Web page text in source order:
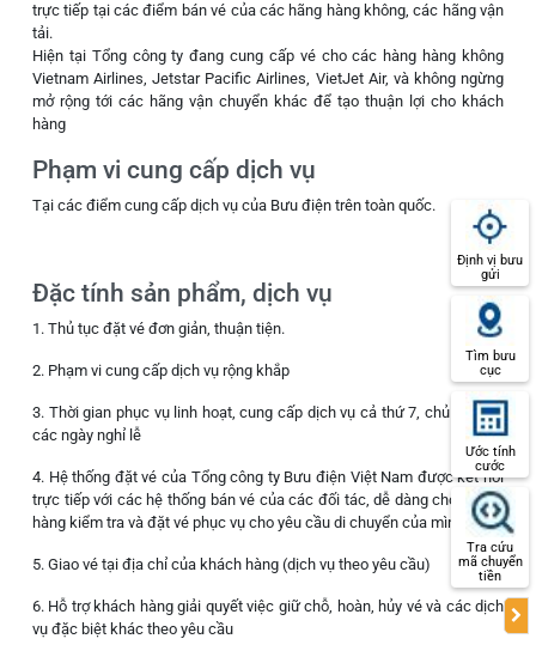
trực tiếp tại các điểm bán vé của các hãng hàng không, các hãng vận
tải.
Hiện tại Tổng công ty đang cung cấp vé cho các hàng hàng không
Vietnam Airlines, Jetstar Pacific Airlines, VietJet Air, và không ngừng
mở rộng tới các hãng vận chuyển khác để tạo thuận lợi cho khách
hàng
Phạm vi cung cấp dịch vụ
Tại các điểm cung cấp dịch vụ của Bưu điện trên toàn quốc.
Đặc tính sản phẩm, dịch vụ
1. Thủ tục đặt vé đơn giản, thuận tiện.
2. Phạm vi cung cấp dịch vụ rộng khắp
3. Thời gian phục vụ linh hoạt, cung cấp dịch vụ cả thứ 7, chủ nhật và
các ngày nghỉ lễ
4. Hệ thống đặt vé của Tổng công ty Bưu điện Việt Nam được kết nối
trực tiếp với các hệ thống bán vé của các đối tác, dễ dàng cho khách
hàng kiểm tra và đặt vé phục vụ cho yêu cầu di chuyển của mình
5. Giao vé tại địa chỉ của khách hàng (dịch vụ theo yêu cầu)
6. Hỗ trợ khách hàng giải quyết việc giữ chỗ, hoàn, hủy vé và các dịch
vụ đặc biệt khác theo yêu cầu
Định vị bưu
gửi
Tìm bưu
cục
Ước tính
cước
Tra cứu
mã chuyển
tiền